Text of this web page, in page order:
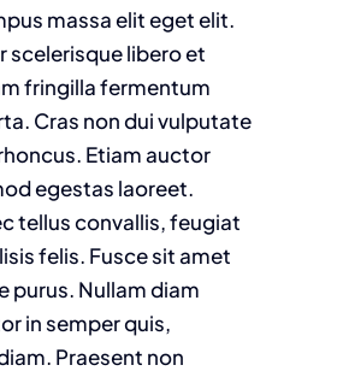
massa elit eget elit.
scelerisque libero et
fringilla fermentum
Cras non dui vulputate
Etiam auctor
egestas laoreet.
tellus convallis, feugiat
felis. Fusce sit amet
purus. Nullam diam
in semper quis,
Praesent non